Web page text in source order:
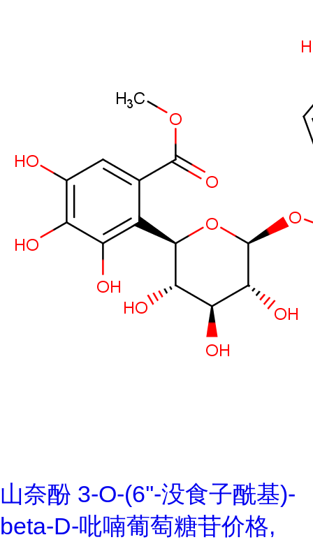
山奈酚 3-O-(6''-没食子酰基)-
beta-D-吡喃葡萄糖苷价格,